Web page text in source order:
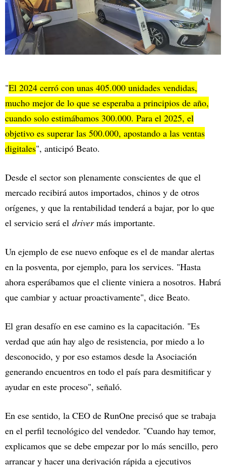
"El 2024 cerró con unas 405.000 unidades vendidas,
mucho mejor de lo que se esperaba a principios de año,
cuando solo estimábamos 300.000. Para el 2025, el
objetivo es superar las 500.000, apostando a las ventas
digitales", anticipó Beato.
Desde el sector son plenamente conscientes de que el
mercado recibirá autos importados, chinos y de otros
orígenes, y que la rentabilidad tenderá a bajar, por lo que
el servicio será el drivermás importante.
Un ejemplo de ese nuevo enfoque es el de mandar alertas
en la posventa, por ejemplo, para los services. "Hasta
ahora esperábamos que el cliente viniera a nosotros. Habrá
que cambiar y actuar proactivamente", dice Beato.
El gran desafío en ese camino es la capacitación. "Es
verdad que aún hay algo de resistencia, por miedo a lo
desconocido, y por eso estamos desde la Asociación
generando encuentros en todo el país para desmitificar y
ayudar en este proceso", señaló.
En ese sentido, la CEO de RunOne precisó que se trabaja
en el perfil tecnológico del vendedor. "Cuando hay temor,
explicamos que se debe empezar por lo más sencillo, pero
arrancar y hacer una derivación rápida a ejecutivos